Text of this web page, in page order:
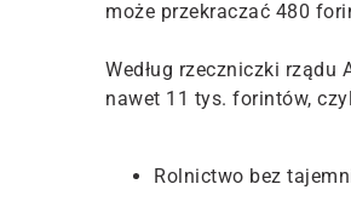
może przekraczać 480
Według rzeczniczki
nawet 11 tys. forintów,
Rolnictwo bez